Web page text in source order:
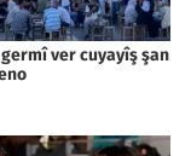
ver cuyayîş şan